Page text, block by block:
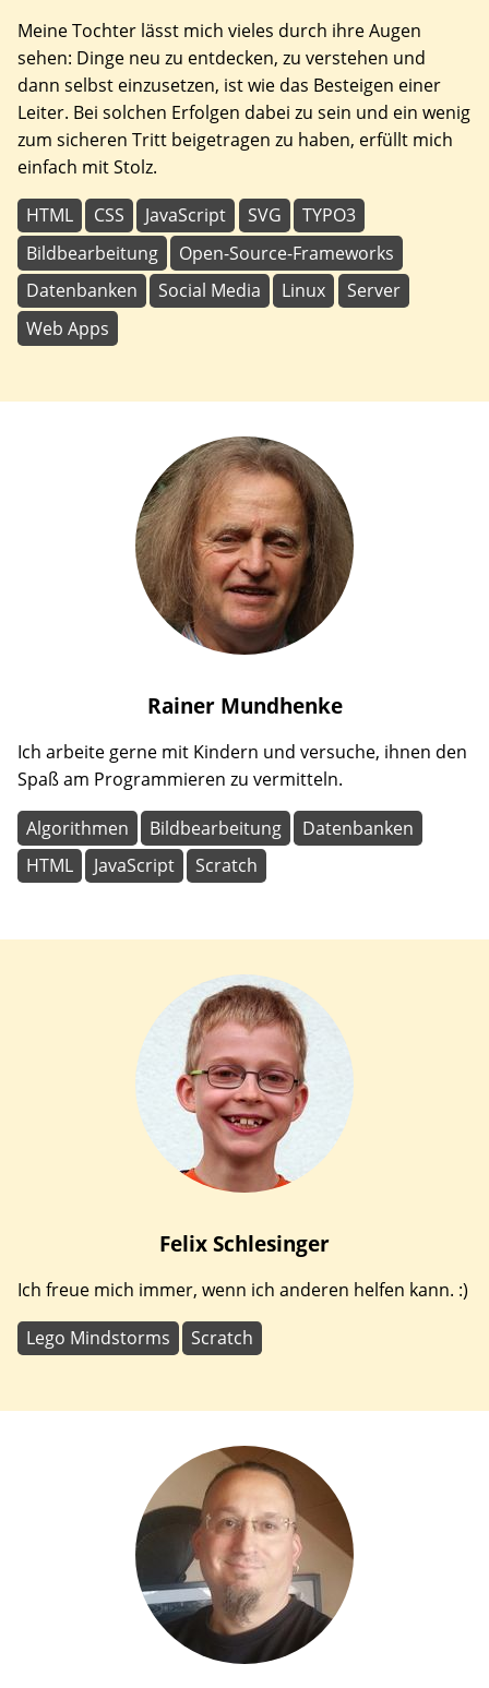
Meine Tochter lässt mich vieles durch ihre Augen
sehen: Dinge neu zu entdecken, zu verstehen und
dann selbst einzusetzen, ist wie das Besteigen einer
Leiter. Bei solchen Erfolgen dabei zu sein und ein wenig
zum sicheren Tritt beigetragen zu haben, erfüllt mich
einfach mit Stolz.
HTML CSS JavaScript SVG
TYPO3
Bildbearbeitung
Open-Source-Frameworks
Datenbanken
Social Media Linux
Server
Web Apps
Rainer Mundhenke
Ich arbeite gerne mit Kindern und versuche, ihnen den
Spaß am Programmieren zu vermitteln.
Algorithmen Bildbearbeitung
Datenbanken
HTML
JavaScript Scratch
FelixSchlesinger
Ich freue mich immer, wenn ich anderen helfen kann. :)
Lego Mindstorms Scratch